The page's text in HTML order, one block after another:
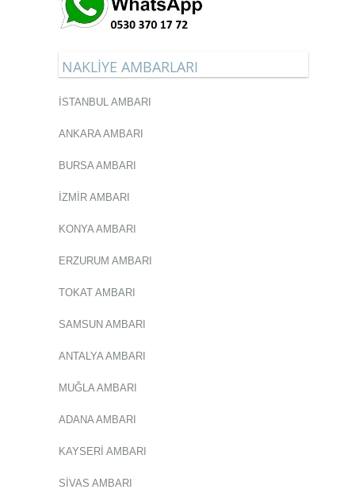
NAKLİYE AMBARLARI
İSTANBUL AMBARI
ANKARA AMBARI
BURSA AMBARI
İZMİR AMBARI
KONYA AMBARI
ERZURUM AMBARI
TOKAT AMBARI
SAMSUN AMBARI
ANTALYA AMBARI
MUĞLA AMBARI
ADANA AMBARI
KAYSERİ AMBARI
SİVAS AMBARI